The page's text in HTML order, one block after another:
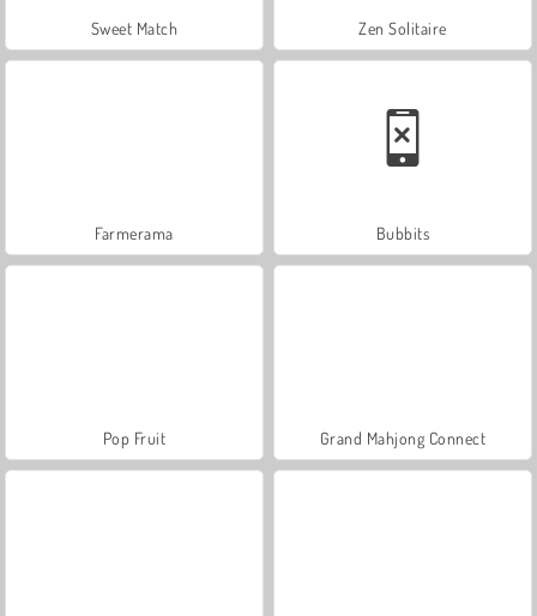
Sweet Match Zen Solitaire
Farmerama Bubbits
Pop Fruit Grand Mahjong Connect